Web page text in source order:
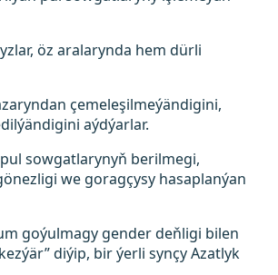
öz aralarynda hem dürli
çemeleşilmeýändigini,
aýdýarlar.
sowgatlarynyň berilmegi,
we goragçysy hasaplanýan
goýulmagy gender deňligi bilen
diýip, bir ýerli synçy Azatlyk